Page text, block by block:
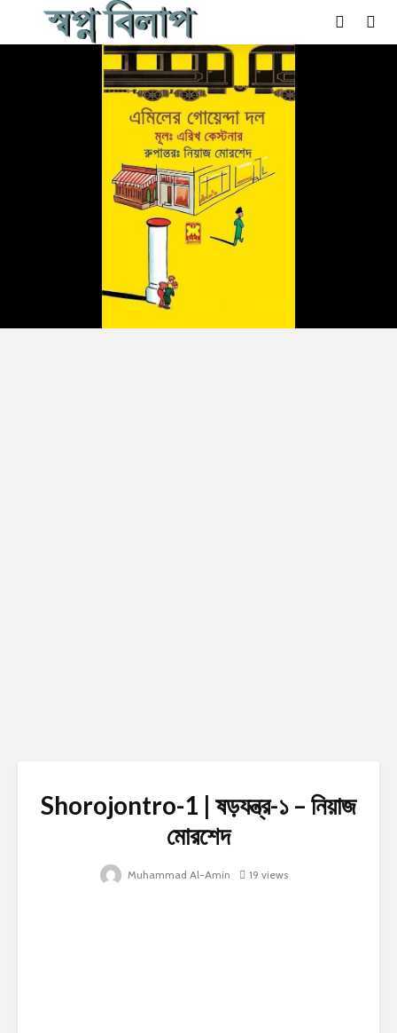
Shorojontro-1 | ষড়যন্ত্র-১ – নিয়াজ
মোরশেদ
Muhammad Al-Amin 19 views